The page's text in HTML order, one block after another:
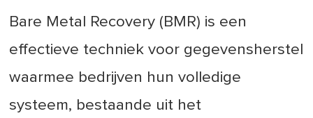
Bare Metal Recovery (BMR) is een
effectieve techniek voor gegevensherstel
waarmee bedrijven hun volledige
systeem, bestaande uit het